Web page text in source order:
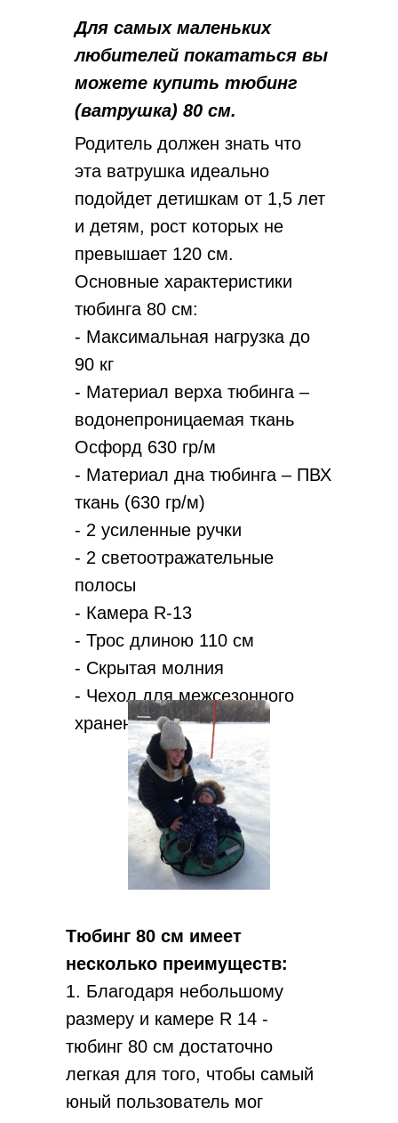
Родитель должен знать что
эта ватрушка идеально
подойдет детишкам от 1,5 лет
и детям, рост которых не
превышает 120 см.
Основные характеристики
тюбинга 80 см:
- Максимальная нагрузка до
90 кг
- Материал верха тюбинга –
водонепроницаемая ткань
Осфорд 630 гр/м
- Материал дна тюбинга – ПВХ
ткань (630 гр/м)
- 2 усиленные ручки
- 2 светоотражательные
полосы
- Камера R-13
- Трос длиною 110 см
- Скрытая молния
- Чехол для межсезонного
хранения
Тюбинг 80 см имеет
несколько преимуществ:
1. Благодаря небольшому
размеру и камере R 14 -
тюбинг 80 см достаточно
легкая для того, чтобы самый
юный пользователь мог
Для самых маленьких
любителей покататься вы
можете купить тюбинг
(ватрушка) 80 см.